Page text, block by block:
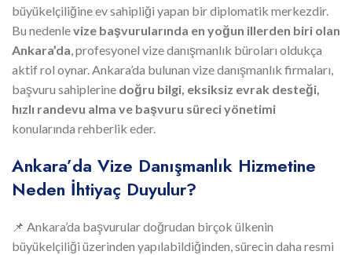
büyükelçiliğine ev sahipliği yapan bir diplomatik merkezdir.
Bu nedenlevize başvurularında en yoğun illerden biri olan
Ankara’da, profesyonel vize danışmanlık büroları oldukça
aktif rol oynar. Ankara’da bulunan vize danışmanlık firmaları,
başvuru sahiplerine doğru bilgi, eksiksiz evrak desteği,
hızlı randevu alma ve başvuru süreci yönetimi
konularında rehberlik eder.
Ankara’da Vize Danışmanlık Hizmetine
Neden İhtiyaç Duyulur?
📌 Ankara’da başvurular doğrudan birçok ülkenin
büyükelçiliği üzerinden yapılabildiğinden, sürecin daha resmi